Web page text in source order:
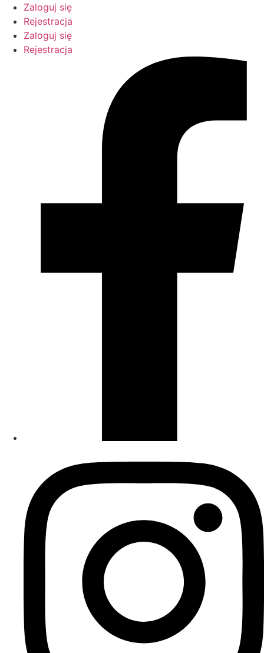
Przejdź
treści
Zaloguj się
Rejestracja
Zaloguj się
Rejestracja